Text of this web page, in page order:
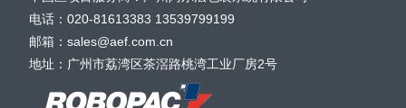
电话：020-81613383 13539799199
邮箱：sales@aef.com.cn
地址：广州市荔湾区茶滘路桃湾工业厂房2号